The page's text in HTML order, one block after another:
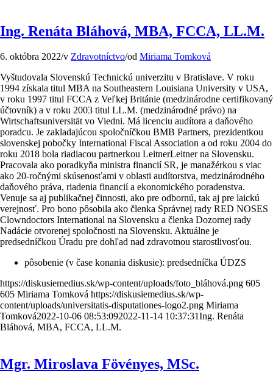
Ing. Renáta Bláhová, MBA, FCCA, LL.M.
6. októbra 2022/v Zdravotníctvo/od Miriama Tomková
Vyštudovala Slovenskú Technickú univerzitu v Bratislave. V roku
1994 získala titul MBA na Southeastern Louisiana University v USA,
v roku 1997 titul FCCA z Veľkej Británie (medzinárodne certifikovaný
účtovník) a v roku 2003 titul LL.M. (medzinárodné právo) na
Wirtschaftsuniversität vo Viedni. Má licenciu audítora a daňového
poradcu. Je zakladajúcou spoločníčkou BMB Partners, prezidentkou
slovenskej pobočky International Fiscal Association a od roku 2004 do
roku 2018 bola riadiacou partnerkou LeitnerLeitner na Slovensku.
Pracovala ako poradkyňa ministra financií SR, je manažérkou s viac
ako 20-ročnými skúsenosťami v oblasti audítorstva, medzinárodného
daňového práva, riadenia financií a ekonomického poradenstva.
Venuje sa aj publikačnej činnosti, ako pre odbornú, tak aj pre laickú
verejnosť. Pro bono pôsobila ako členka Správnej rady RED NOSES
Clowndoctors International na Slovensku a členka Dozornej rady
Nadácie otvorenej spoločnosti na Slovensku. Aktuálne je
predsedníčkou Úradu pre dohľad nad zdravotnou starostlivosťou.
pôsobenie (v čase konania diskusie): predsedníčka ÚDZS
https://diskusiemedius.sk/wp-content/uploads/foto_bláhová.png 605
605 Miriama Tomková https://diskusiemedius.sk/wp-
content/uploads/universitatis-disputationes-logo2.png Miriama
Tomková2022-10-06 08:53:092022-11-14 10:37:31Ing. Renáta
Bláhová, MBA, FCCA, LL.M.
Mgr. Miroslava Fövényes, MSc.